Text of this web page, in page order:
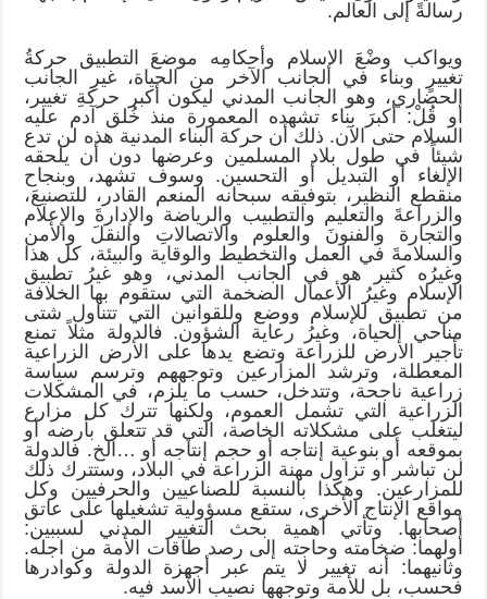
رسالةً إلى العالم.
ويواكب وضْعَ الإسلام وأحكامِه موضعَ التطبيق حركةُ
تغييرٍ وبناء في الجانب الآخر من الحياة، غيرِ الجانب
الحضاري، وهو الجانب المدني ليكون أكبر حركةِ تغيير،
أو قُلْ: أكبرَ بناء تشهده المعمورة منذ خُلق آدم عليه
السلام حتى الآن. ذلك أن حركة البناء المدنية هذه لن تدع
شيئاً في طول بلاد المسلمين وعرضها دون أن يلحقه
الإلغاء أو التبديل أو التحسين. وسوف تشهد، وبنجاح
منقطع النظير، بتوفيقه سبحانه المنعم القادر، للتصنيعَ،
والزراعةَ والتعليم والتطبيب والرياضة والإدارةَ والإعلام
والتجارة والفنونَ والعلوم والاتصالاتِ والنقلَ والأمن
والسلامةَ في العمل والتخطيط والوقاية والبيئة، كل هذا
وغيرُه كثير هو في الجانب المدني، وهو غيرُ تطبيق
الإسلام وغيرُ الأعمال الضخمة التي ستقوم بها الخلافة
من تطبيق للإسلام ووضع وللقوانين التي تتناول شتى
مناحي الحياة، وغيرُ رعاية الشؤون. فالدولة مثلاً تمنع
تأجير الأرض للزراعة وتضع يدها على الأرض الزراعية
المعطلة، وترشد المزارعين وتوجههم وترسم سياسة
زراعية ناجحة، وتتدخل، حسب ما يلزم، في المشكلات
الزراعية التي تشمل العموم، ولكنها تترك كل مزارع
ليتغلب على مشكلاته الخاصة، التي قد تتعلق بأرضه أو
بموقعه أو بنوعية إنتاجه أو حجم إنتاجه أو …الخ. فالدولة
لن تباشر أو تزاول مهنة الزراعة في البلاد، وستترك ذلك
للمزارعين. وهكذا بالنسبة للصناعيين والحرفيين وكل
مواقع الإنتاج الأخرى، ستقع مسؤولية تشغيلها على عاتق
أصحابها. وتأتي أهمية بحث التغيير المدني لسببين:
أولهما: ضخامته وحاجته إلى رصد طاقات الأمة من اجله.
وثانيهما: أنه تغيير لا يتم عبر أجهزة الدولة وكوادرها
فحسب، بل للأمة وتوجهها نصيب الأسد فيه.